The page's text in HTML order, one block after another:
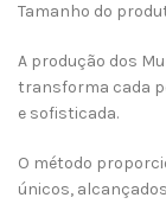
Tamanho do
A produção dos
transforma cada
e sofisticada.
O método
únicos,